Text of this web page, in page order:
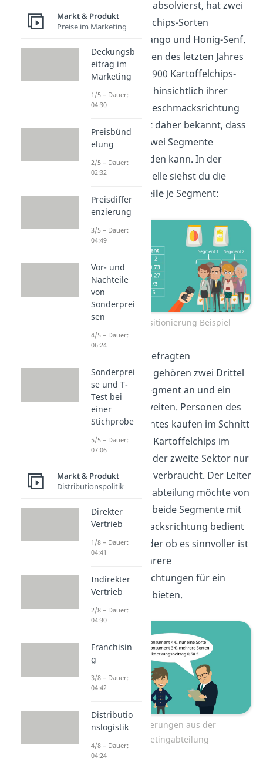
ein Praktikum absolvierst, hat zwei
neue Kartoffelchips-Sorten
entwickelt: Mango und Honig-Senf.
Die Praktikanten des letzten Jahres
haben bereits 900 Kartoffelchips-
Konsumenten hinsichtlich ihrer
präferierten Geschmacksrichtung
befragt. Dir ist daher bekannt, dass
der Markt in zwei Segmente
eingeteilt werden kann. In der
folgenden Tabelle siehst du die
Präferenzanteileje Segment:
Produktpositionierung Beispiel
Von den 900 befragten
Konsumenten gehören zwei Drittel
dem ersten Segment an und ein
Drittel dem zweiten. Personen des
ersten Segmentes kaufen im Schnitt
22 Packungen Kartoffelchips im
Jahr, während der zweite Sektor nur
15 Packungen verbraucht. Der Leiter
der Marketingabteilung möchte von
dir wissen, ob beide Segmente mit
einer Geschmacksrichtung bedient
werden soll oder ob es sinnvoller ist
eine oder mehrere
Geschmacksrichtungen für ein
Segment anzubieten.
Anforderungen aus der
Marketingabteilung
Markt & Produkt
Preise im Marketing
Deckungsb
eitrag im
Marketing
1/5 – Dauer:
04:30
Preisbünd
elung
2/5 – Dauer:
02:32
Preisdiffer
enzierung
3/5 – Dauer:
04:49
Vor- und
Nachteile
von
Sonderprei
sen
4/5 – Dauer:
06:24
Sonderprei
se und T-
Test bei
einer
Stichprobe
5/5 – Dauer:
07:06
Markt & Produkt
Distributionspolitik
Direkter
Vertrieb
1/8 – Dauer:
04:41
Indirekter
Vertrieb
2/8 – Dauer:
04:30
Franchisin
g
3/8 – Dauer:
04:42
Distributio
nslogistik
4/8 – Dauer:
04:24